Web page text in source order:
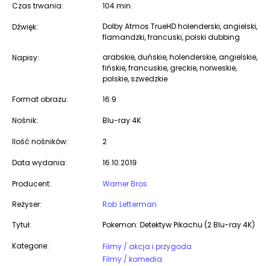
Czas trwania: 104 min.
Dźwięk:
Dolby Atmos TrueHD holenderski, angielski,
flamandzki, francuski, polski dubbing
Napisy:
arabskie, duńskie, holenderskie, angielskie,
fińskie, francuskie, greckie, norweskie,
polskie, szwedzkie
Format obrazu:
16:9
Nośnik: Blu-ray 4K
Ilość nośników: 2
Data wydania: 16.10.2019
Producent:
Warner Bros.
Reżyser:
Rob Letterman
Tytuł:
Pokemon: Detektyw Pikachu (2 Blu-ray 4K)
Kategorie:
Filmy / akcja i przygoda
Filmy / komedia